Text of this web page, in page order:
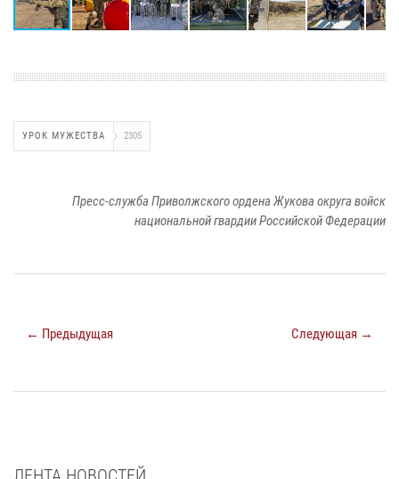
УРОК МУЖЕСТВА 2305
Пресс-служба Приволжского ордена Жукова округа войск
национальной гвардии Российской Федерации
← Предыдущая Следующая →